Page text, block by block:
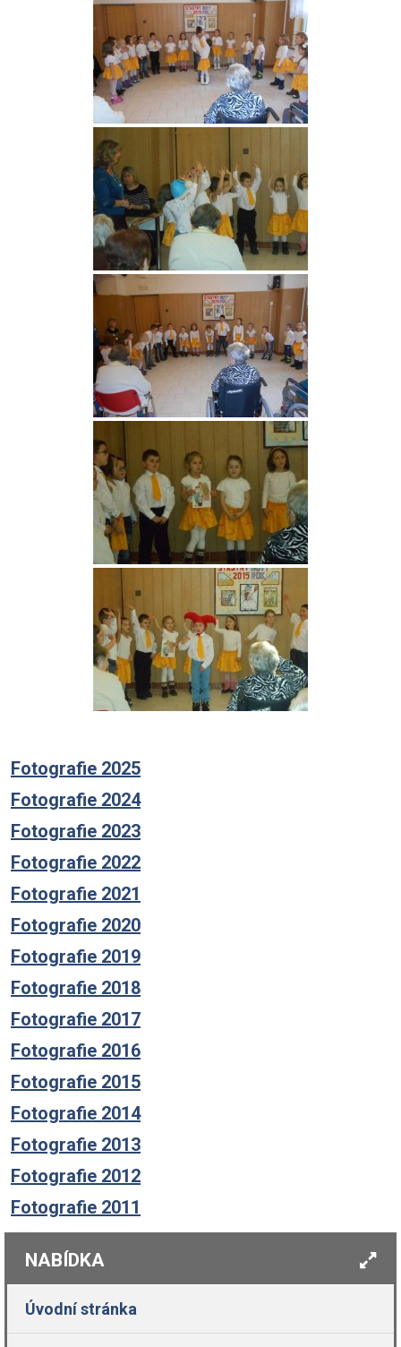
Fotografie 2025
Fotografie 2024
Fotografie 2023
Fotografie 2022
Fotografie 2021
Fotografie 2020
Fotografie 2019
Fotografie 2018
Fotografie 2017
Fotografie 2016
Fotografie 2015
Fotografie 2014
Fotografie 2013
Fotografie 2012
Fotografie 2011
NABÍDKA
Úvodní stránka